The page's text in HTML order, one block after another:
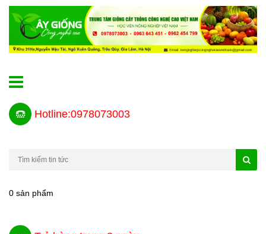
Hotline:0978073003
0 sản phẩm